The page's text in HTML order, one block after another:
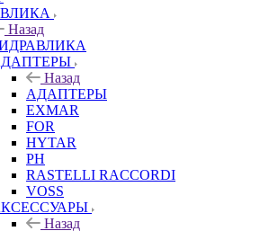
Назад
Назад
АДАПТЕРЫ
EXMAR
FOR
HYTAR
PH
RASTELLI RACCORDI
VOSS
Назад